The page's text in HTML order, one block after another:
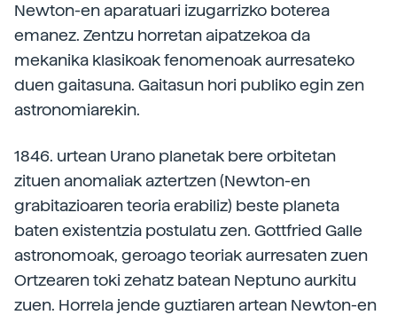
Newton-en aparatuari izugarrizko boterea
emanez. Zentzu horretan aipatzekoa da
mekanika klasikoak fenomenoak aurresateko
duen gaitasuna. Gaitasun hori publiko egin zen
astronomiarekin.
1846. urtean Urano planetak bere orbitetan
zituen anomaliak aztertzen (Newton-en
grabitazioaren teoria erabiliz) beste planeta
baten existentzia postulatu zen. Gottfried Galle
astronomoak, geroago teoriak aurresaten zuen
Ortzearen toki zehatz batean Neptuno aurkitu
zuen. Horrela jende guztiaren artean Newton-en